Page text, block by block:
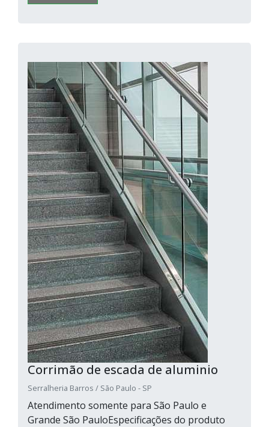
Corrimão de escada de aluminio
Serralheria Barros / São Paulo - SP
Atendimento somente para São Paulo e
Grande São PauloEspecificações do produto